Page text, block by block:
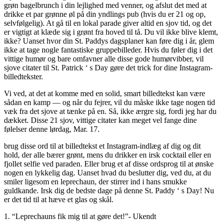
grøn bagelbrunch i din lejlighed med venner, og afslut det med at
drikke et par grønne øl på din yndlings pub (hvis du er 21 og op,
selvfølgelig). At gå til en lokal parade giver altid en sjov tid, og det
er vigtigt at klæde sig i grønt fra hoved til tå. Du vil ikke blive klemt,
ikke? Uanset hvor din St. Paddys dagsplaner kan føre dig i år, glem
ikke at tage nogle fantastiske gruppebilleder. Hvis du føler dig i det
vittige humør og bare omfavner alle disse gode humørvibber, vil
sjove citater til St. Patrick ‘ s Day gøre det trick for dine Instagram-
billedtekster.
Vi ved, at det at komme med en solid, smart billedtekst kan være
sådan en kamp — og når du fejrer, vil du måske ikke tage nogen tid
væk fra det sjove at tænke på en. Så, ikke ærgre sig, fordi jeg har du
dækket. Disse 21 sjov, vittige citater kan meget vel fange dine
følelser denne lørdag, Mar. 17.
brug disse ord til at billedtekst et Instagram-indlæg af dig og dit
hold, der alle bærer grønt, mens du drikker en irsk cocktail eller en
fjollet selfie ved paraden. Eller brug et af disse ordsprog til at ønske
nogen en lykkelig dag. Uanset hvad du beslutter dig, ved du, at du
smiler ligesom en leprechaun, der stirrer ind i hans smukke
guldkande. Irsk dig de bedste dage på denne St. Paddy ‘ s Day! Nu
er det tid til at hæve et glas og skål.
1. “Leprechauns fik mig til at gøre det!”- Ukendt